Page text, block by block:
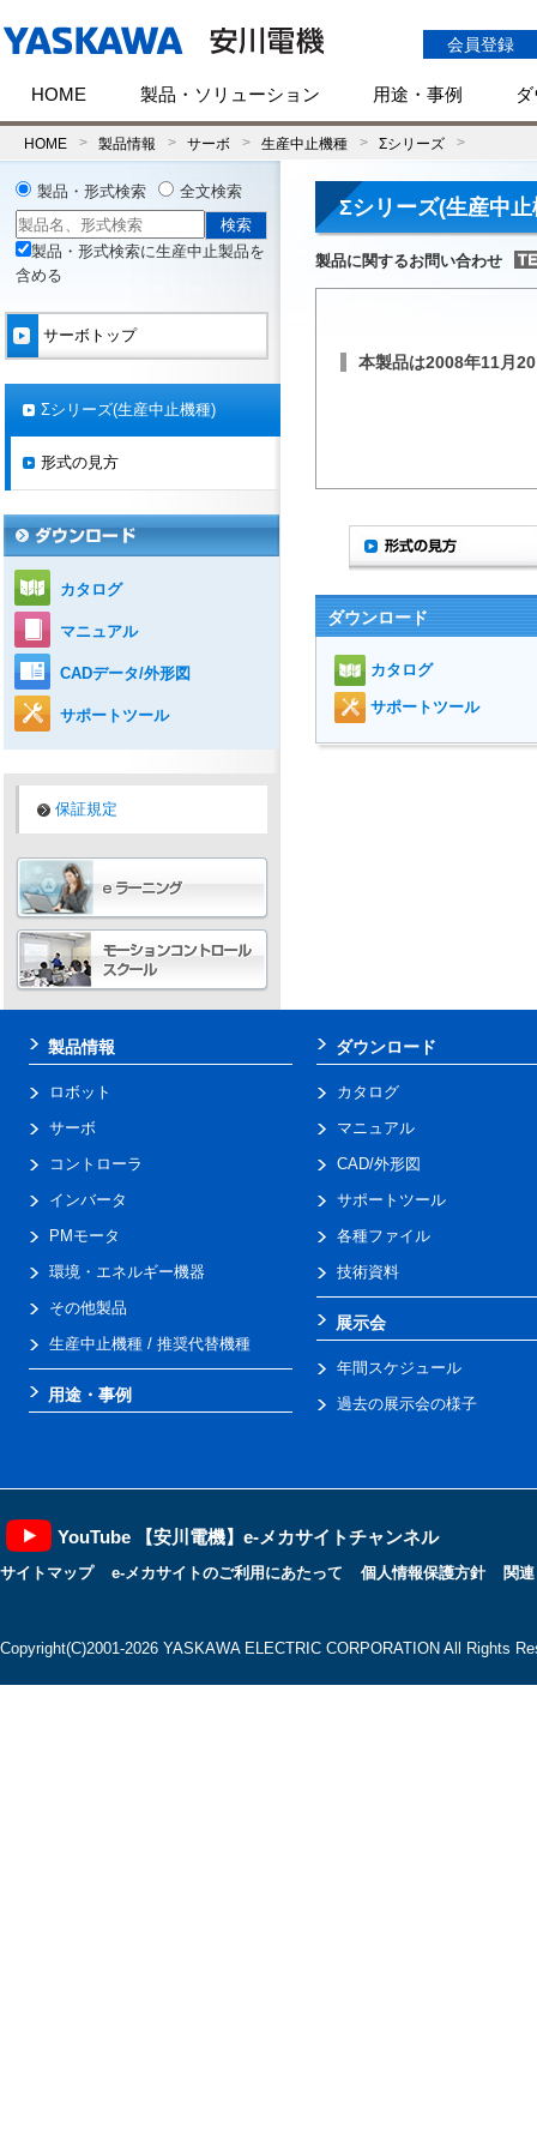
会員登録
HOME 製品・ソリューション 用途・事例
HOME 製品情報 サーボ 生産中止機種 Σシリーズ
Σシリーズ(生産中止
製品に関するお問い合わせ
本製品は2008年11月
ダウンロード
カタログ
サポートツール
製品・形式検索 全文検索
製品・形式検索に生産中止製品を
含める
サーボトップ
Σシリーズ(生産中止機種)
形式の見方
カタログ
マニュアル
CADデータ/外形図
サポートツール
保証規定
製品情報
ロボット
サーボ
コントローラ
インバータ
PMモータ
環境・エネルギー機器
その他製品
生産中止機種 / 推奨代替機種
用途・事例
ダウンロード
カタログ
マニュアル
CAD/外形図
サポートツール
各種ファイル
技術資料
展示会
年間スケジュール
過去の展示会の様子
YouTube 【安川電機】e-メカサイトチャンネル
サイトマップ e-メカサイトのご利用にあたって 個人情報保護方針 関
Copyright(C)2001‐2026 YASKAWA ELECTRIC CORPORATION All Rights